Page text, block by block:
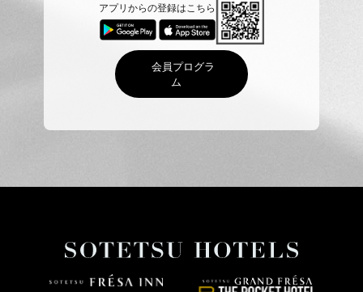
会員プログラ
ム
アプリからの登録はこちら